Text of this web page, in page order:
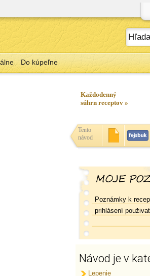
Do kúpeľne
Každodenný
súhrn receptov »
Tento
návod
Poznámky k
prihlásení
Návod je v
Lepenie